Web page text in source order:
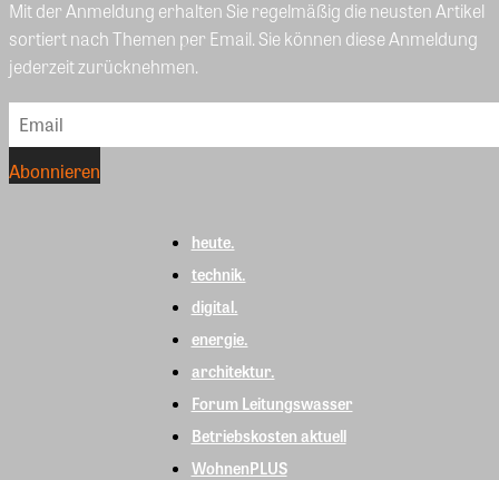
Mit der Anmeldung erhalten Sie regelmäßig die neusten Artikel
sortiert nach Themen per Email. Sie können diese Anmeldung
jederzeit zurücknehmen.
heute.
technik.
digital.
energie.
architektur.
Forum Leitungswasser
Betriebskosten aktuell
WohnenPLUS